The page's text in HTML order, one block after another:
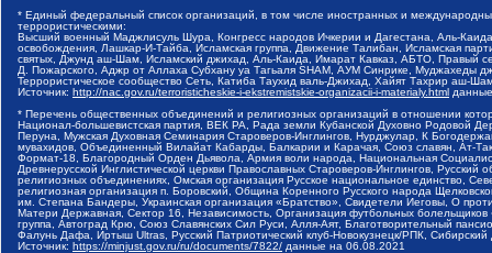
* Единый федеральный список организаций, в том числе иностранных и
террористическими:
Высший военный Маджлисуль Шура, Конгресс народов Ичкерии и Дагестана, Аль-
освобождения, Лашкар-И-Тайба, Исламская группа, Движение Талибан, Исламская
святых, Джунд аш-Шам, Исламский джихад, Аль-Каида, Имарат Кавказ, АБТО, Правый
Д. Пожарского, Аджр от Аллаха Субхану уа Тагьаля SHAM, АУМ Синрике, Муджахеды
Террористическое сообщество Сеть, Катиба Таухид валь-Джихад, Хайят Тахрир аш-
Источник: http://nac.gov.ru/terroristicheskie-i-ekstremistskie-organizacii-i-materialy.html
* Перечень общественных объединений и религиозных организаций в отношении
Национал-большевистская партия, ВЕК РА, Рада земли Кубанской Духовно Родовой
Перуна, Мужская Духовная Семинария Староверов-Инглингов, Нурджулар, К
мувахидов, Объединенный Вилайат Кабарды, Балкарии и Карачая, Союз славян, Ат-
Формат-18, Благородный Орден Дьявола, Армия воли народа, Национальная
Древнерусской Инглистической церкви Православных Староверов-Инглингов,
религиозных объединениях, Омская организация Русское национальное единство,
религиозная организация п. Боровский, Община Коренного Русского народа
им. Степана Бандеры, Украинская организация «Братство», Свидетели Иеговы, О
Матери Державная, Сектор 16, Независимость, Организация футбольных
группа, Автоград Крю, Союз Славянских Сил Руси, Алля-Аят, Благотворительный
Фалунь Дафа, Иртыш Ultras, Русский Патриотический клуб-Новокузнецк/РПК,
Источник: https://minjust.gov.ru/ru/documents/7822/ данные на 06.08.2021